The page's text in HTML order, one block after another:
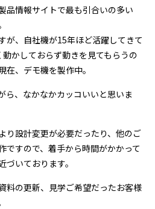
品情報サイトで最も引合いの多い
が、自社機が15年ほど活躍してきて
かしておらず動きを見てもらうの
在、デモ機を製作中。
ら、なかなかカッコいいと思いま
り設計変更が必要だったり、他のご
ですので、着手から時間がかかって
いております。
料の更新、見学ご希望だったお客様